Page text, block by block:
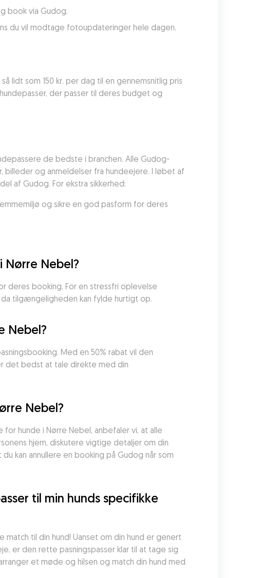
book via Gudog.
du vil modtage fotoupdateringer hele dagen.
lidt som 150 kr. per dag til en gennemsnitlig pris
der passer til deres budget og
de bedste i branchen. Alle Gudog-
billeder og anmeldelser fra hundeejere. I løbet af
af Gudog. For ekstra sikkerhed:
og sikre en god pasform for deres
Nørre Nebel?
deres booking. For en stressfri oplevelse
tilgængeligheden kan fylde hurtigt op.
Nebel?
Med en 50% rabat vil den
det bedst at tale direkte med din
Nebel?
hunde i Nørre Nebel, anbefaler vi, at alle
hjem, diskutere vigtige detaljer om din
kan annullere en booking på Gudog når som
til min hunds specifikke
til din hund! Uanset om din hund er genert
er den rette pasningspasser klar til at tage sig
et møde og hilsen og match din hund med